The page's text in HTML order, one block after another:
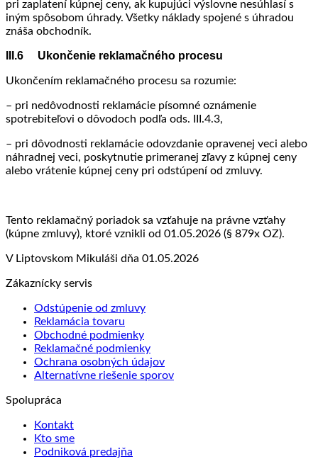
pri zaplatení kúpnej ceny, ak kupujúci výslovne nesúhlasí s
iným spôsobom úhrady. Všetky náklady spojené s úhradou
znáša obchodník.
III.6 Ukončenie reklamačného procesu
Ukončením reklamačného procesu sa rozumie:
– pri nedôvodnosti reklamácie písomné oznámenie
spotrebiteľovi o dôvodoch podľa ods. III.4.3,
– pri dôvodnosti reklamácie odovzdanie opravenej veci alebo
náhradnej veci, poskytnutie primeranej zľavy z kúpnej ceny
alebo vrátenie kúpnej ceny pri odstúpení od zmluvy.
Tento reklamačný poriadok sa vzťahuje na právne vzťahy
(kúpne zmluvy), ktoré vznikli od 01.05.2026 (§ 879x OZ).
V Liptovskom Mikuláši dňa 01.05.2026
Zákaznícky servis
Odstúpenie od zmluvy
Reklamácia tovaru
Obchodné podmienky
Reklamačné podmienky
Ochrana osobných údajov
Alternatívne riešenie sporov
Spolupráca
Kontakt
Kto sme
Podniková predajňa